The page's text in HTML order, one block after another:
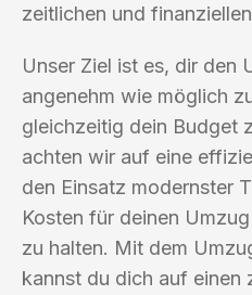
zeitlichen und
Unser Ziel ist es, dir den
angenehm wie möglich
gleichzeitig dein Budget
achten wir auf eine
den Einsatz modernster
Kosten für deinen
zu halten. Mit dem
kannst du dich auf einen